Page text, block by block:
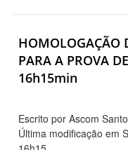
HOMOLOGAÇÃO
PARA A PROVA
16h15min
Escrito por Ascom
Última modificação em